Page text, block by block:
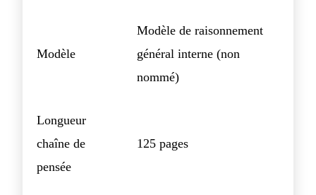
Modèle
Modèle de raisonnement
général interne (non
nommé)
Longueur
chaîne de
pensée
125 pages